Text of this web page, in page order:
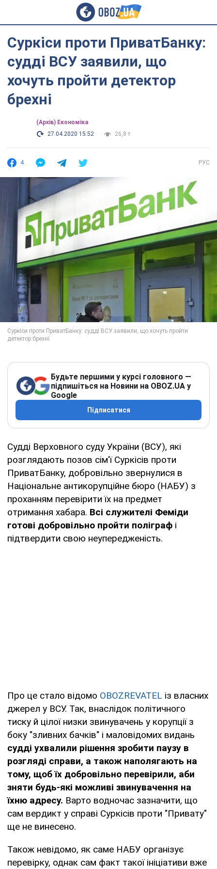
Суркіси проти ПриватБанку:
судді ВСУ заявили, що
хочуть пройти детектор
брехні
(Архів) Економіка
27.04.2020 15:52
26,8 т.
4 РУС
Будьте першими у курсі головного —
підпишіться на Новини на OBOZ.UA у
Google
Підписатися
Судді Верховного суду України (ВСУ), які
розглядають позов сім'ї Суркісів проти
ПриватБанку, добровільно звернулися в
Національне антикорупційне бюро (НАБУ) з
проханням перевірити їх на предмет
отримання хабара. Всі служителі Феміди
готові добровільно пройти поліграф і
підтвердити свою неупередженість.
Про це стало відомо OBOZREVATEL із власних
джерел у ВСУ. Так, внаслідок політичного
тиску й цілої низки звинувачень у корупції з
боку "зливних бачків" і маловідомих видань
судді ухвалили рішення зробити паузу в
розгляді справи, а також наполягають на
тому, щоб їх добровільно перевірили, аби
зняти будь-які можливі звинувачення на
їхню адресу. Варто водночас зазначити, що
сам вердикт у справі Суркісів проти "Привату"
ще не винесено.
Також невідомо, як саме НАБУ організує
перевірку, однак сам факт такої ініціативи вже